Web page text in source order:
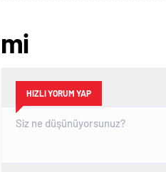
HIZLI YORUM YAP